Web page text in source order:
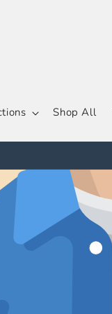
Shop All